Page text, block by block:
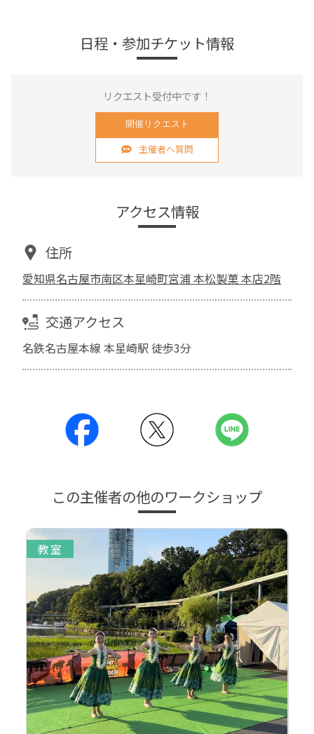
日程・参加チケット情報
リクエスト受付中です！
開催リクエスト
主催者へ質問
アクセス情報
住所
愛知県名古屋市南区本星崎町宮浦 本松製菓 本店2階
交通アクセス
名鉄名古屋本線 本星崎駅 徒歩3分
この主催者の他のワークショップ
教室